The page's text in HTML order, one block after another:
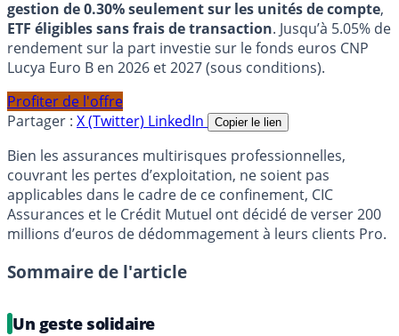
gestion de 0.30% seulement sur les unités de compte,
ETF éligibles sans frais de transaction. Jusqu’à 5.05% de
rendement sur la part investie sur le fonds euros CNP
Lucya Euro B en 2026 et 2027 (sous conditions).
Profiter de l'offre
Partager : X (Twitter) LinkedIn Copier le lien
Bien les assurances multirisques professionnelles,
couvrant les pertes d’exploitation, ne soient pas
applicables dans le cadre de ce confinement, CIC
Assurances et le Crédit Mutuel ont décidé de verser 200
millions d’euros de dédommagement à leurs clients Pro.
Sommaire de l'article
Un geste solidaire